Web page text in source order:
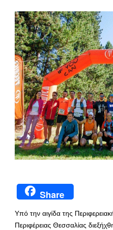
Share
Υπό την αιγίδα της
Περιφέρειας Θεσσαλίας